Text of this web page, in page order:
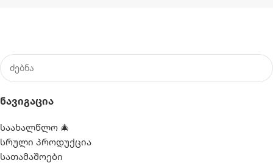
Ნავიგაცია
საახალწლო 🎄
სრული პროდუქცია
სათამაშოები